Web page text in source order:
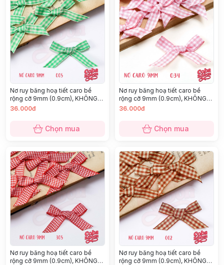
Nơ ruy băng hoạ tiết caro bề
rộng cỡ 9mm (0.9cm), KHÔNG
KÈM GHIM CÀI, chất thô cao cấp
36.000đ
Chọn mua
Nơ ruy băng hoạ tiết caro bề
rộng cỡ 9mm (0.9cm), KHÔNG
KÈM GHIM CÀI, chất thô cao cấp
36.000đ
Chọn mua
Nơ ruy băng hoạ tiết caro bề
rộng cỡ 9mm (0.9cm), KHÔNG
Nơ ruy băng hoạ tiết caro bề
rộng cỡ 9mm (0.9cm), KHÔNG